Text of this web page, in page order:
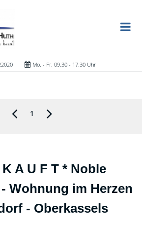
Mo. - Fr. 09.30 - 17.30 Uhr
1
K A U F T * Noble
Wohnung im Herzen
- Oberkassels